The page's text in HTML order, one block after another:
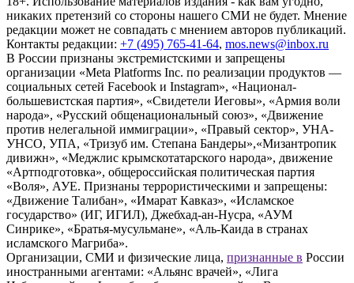
никаких претензий со стороны нашего СМИ не будет. Мнение
редакции может не совпадать с мнением авторов публикаций.
Контакты редакции: +7 (495) 765-41-64, mos.news@inbox.ru
В России признаны экстремистскими и запрещены
организации «Meta Platforms Inc. по реализации продуктов —
социальных сетей Facebook и Instagram», «Национал-
большевистская партия», «Свидетели Иеговы», «Армия воли
народа», «Русский общенациональный союз», «Движение
против нелегальной иммиграции», «Правый сектор», УНА-
УНСО, УПА, «Тризуб им. Степана Бандеры»,«Мизантропик
дивижн», «Меджлис крымскотатарского народа», движение
«Артподготовка», общероссийская политическая партия
«Воля», АУЕ. Признаны террористическими и запрещены:
«Движение Талибан», «Имарат Кавказ», «Исламское
государство» (ИГ, ИГИЛ), Джебхад-ан-Нусра, «АУМ
Синрике», «Братья-мусульмане», «Аль-Каида в странах
исламского Магриба».
Организации, СМИ и физические лица, признанные в России
иностранными агентами: «Альянс врачей», «Лига